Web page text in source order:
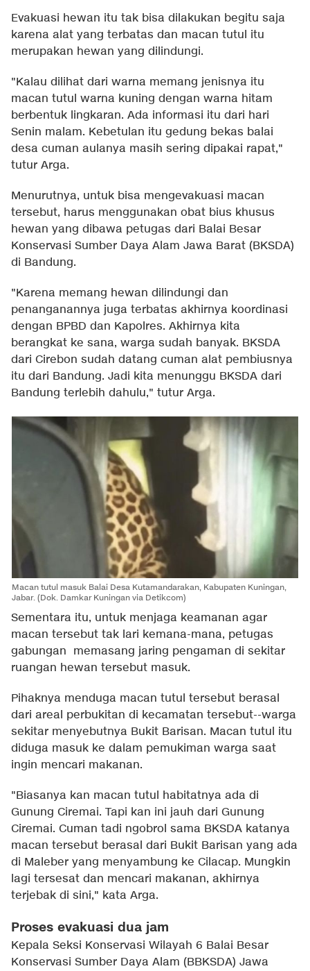
Evakuasi hewan itu tak bisa dilakukan begitu saja
karena alat yang terbatas dan macan tutul itu
merupakan hewan yang dilindungi.
"Kalau dilihat dari warna memang jenisnya itu
macan tutul warna kuning dengan warna hitam
berbentuk lingkaran. Ada informasi itu dari hari
Senin malam. Kebetulan itu gedung bekas balai
desa cuman aulanya masih sering dipakai rapat,"
tutur Arga.
Menurutnya, untuk bisa mengevakuasi macan
tersebut, harus menggunakan obat bius khusus
hewan yang dibawa petugas dari Balai Besar
Konservasi Sumber Daya Alam Jawa Barat (BKSDA)
di Bandung.
"Karena memang hewan dilindungi dan
penanganannya juga terbatas akhirnya koordinasi
dengan BPBD dan Kapolres. Akhirnya kita
berangkat ke sana, warga sudah banyak. BKSDA
dari Cirebon sudah datang cuman alat pembiusnya
itu dari Bandung. Jadi kita menunggu BKSDA dari
Bandung terlebih dahulu," tutur Arga.
Macan tutul masuk Balai Desa Kutamandarakan, Kabupaten Kuningan,
Jabar. (Dok. Damkar Kuningan via Detikcom)
Sementara itu, untuk menjaga keamanan agar
macan tersebut tak lari kemana-mana, petugas
gabungan memasang jaring pengaman di sekitar
ruangan hewan tersebut masuk.
Pihaknya menduga macan tutul tersebut berasal
dari areal perbukitan di kecamatan tersebut--warga
sekitar menyebutnya Bukit Barisan. Macan tutul itu
diduga masuk ke dalam pemukiman warga saat
ingin mencari makanan.
"Biasanya kan macan tutul habitatnya ada di
Gunung Ciremai. Tapi kan ini jauh dari Gunung
Ciremai. Cuman tadi ngobrol sama BKSDA katanya
macan tersebut berasal dari Bukit Barisan yang ada
di Maleber yang menyambung ke Cilacap. Mungkin
lagi tersesat dan mencari makanan, akhirnya
terjebak di sini," kata Arga.
Proses evakuasi dua jam
Kepala Seksi Konservasi Wilayah 6 Balai Besar
Konservasi Sumber Daya Alam (BBKSDA) Jawa